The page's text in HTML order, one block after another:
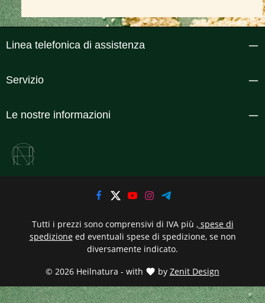
Linea telefonica di assistenza
Servizio
Le nostre informazioni
© 2026 Heilnatura - with by Zenit Design
Tutti i prezzi sono comprensivi di IVA più , spese di
spedizioneed eventuali spese di spedizione, se non
diversamente indicato.